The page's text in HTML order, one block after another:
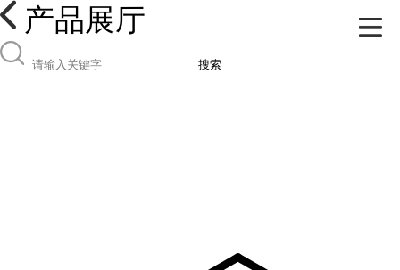
产品展厅
搜索